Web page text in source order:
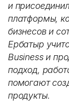
и
платформы,
бизнесов и
Ербатыр
Business и
подход,
помогают
продукты.